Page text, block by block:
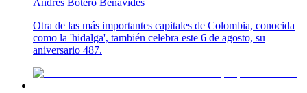
Otra de las más importantes capitales de Colombia, conocida
como la 'hidalga', también celebra este 6 de agosto, su
aniversario 487.